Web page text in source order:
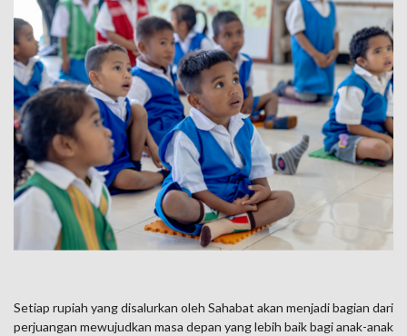
Setiap rupiah yang disalurkan oleh Sahabat akan menjadi bagian dari
perjuangan mewujudkan masa depan yang lebih baik bagi anak-anak